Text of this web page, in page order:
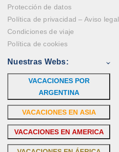
Protección de datos
Política de privacidad – Aviso legal
Condiciones de viaje
Política de cookies
Nuestras Webs:
VACACIONES POR
ARGENTINA
VACACIONES EN ASIA
VACACIONES EN AMERICA